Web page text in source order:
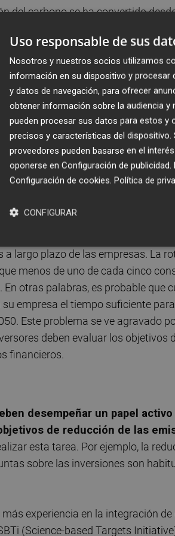
del carbono se ha convertido
mucho más allá de los
del carbono es una prioridad para
y los acreedores.
de la mayoría de los
arbitrarios. Lo que se necesita
las emisiones de GEI (Gases
global. Un estudio de
reducen las emisiones a
economía mundial en general.
a los mercados financieros, los
largo plazo de las empresas. La
menos de uno de cada cinco
. En otras palabras, es probable que
empresa el tiempo suficiente
Este problema se ve agravado
deben evaluar los objetivos
financieros.
desempeñar un papel
de reducción de las
esta tarea. Por ejemplo, la
sobre las inversiones son
experiencia en la integración
(Science-based Targets
Uso responsable de sus
Nosotros y nuestros socios utilizamos
información en su dispositivo y procesar
y datos de navegación, para ofrecer
obtener información sobre la audiencia y
pueden procesar sus datos para estos y
precisos y características del
proveedores pueden basarse en el
oponerse en Configuración de publicidad.
Configuración de cookies. Política de
CONFIGURAR